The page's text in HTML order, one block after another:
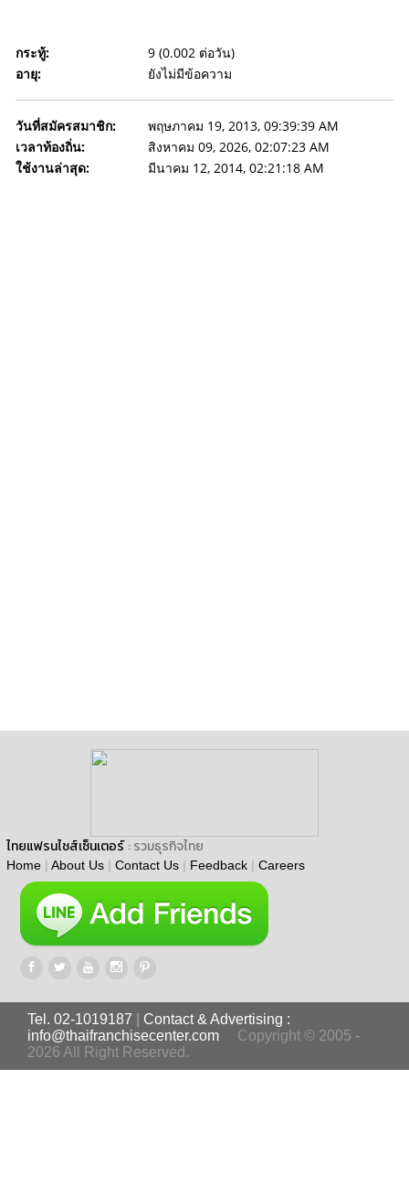
กระทู้:
9 (0.002 ต่อวัน)
อายุ:
ยังไม่มีข้อความ
วันที่สมัครสมาชิก:
พฤษภาคม 19, 2013, 09:39:39 AM
เวลาท้องถิ่น:
สิงหาคม 09, 2026, 02:07:23 AM
ใช้งานล่าสุด:
มีนาคม 12, 2014, 02:21:18 AM
ไทยแฟรนไชส์เซ็นเตอร์ : รวมธุรกิจไทย
Home | About Us | Contact Us | Feedback | Careers
Tel. 02-1019187
Contact & Advertising :
info@thaifranchisecenter.com
Copyright © 2005 -
2026 All Right Reserved.